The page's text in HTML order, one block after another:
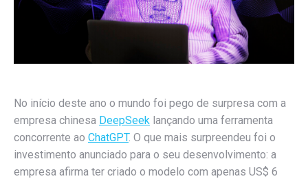
No início deste ano o mundo foi pego de surpresa com a
empresa chinesa DeepSeek lançando uma ferramenta
concorrente ao ChatGPT. O que mais surpreendeu foi o
investimento anunciado para o seu desenvolvimento: a
empresa afirma ter criado o modelo com apenas US$ 6